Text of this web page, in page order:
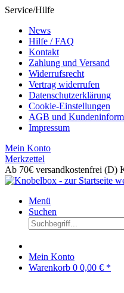
Service/Hilfe
News
Hilfe / FAQ
Kontakt
Zahlung und Versand
Widerrufsrecht
Vertrag widerrufen
Datenschutzerklärung
Cookie-Einstellungen
AGB und
Impressum
Mein Konto
Merkzettel
Ab 70€ versandkostenfrei (D)
Menü
Suchen
Mein Konto
Warenkorb 0 0,00 € *